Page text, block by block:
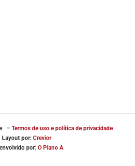
– Termos de uso e política de privacidade
Layout por: Crevior
por: O Plano A